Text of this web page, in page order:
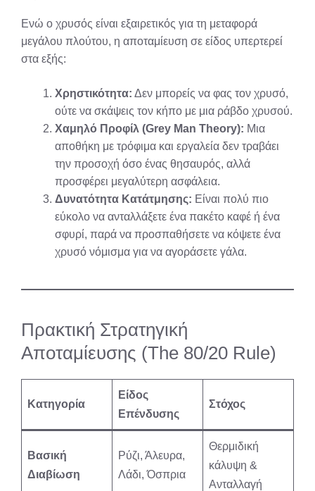
Ενώ ο χρυσός είναι εξαιρετικός για τη μεταφορά
μεγάλου πλούτου, η αποταμίευση σε είδος υπερτερεί
στα εξής:
Χρηστικότητα: Δεν μπορείς να φας τον χρυσό,
ούτε να σκάψεις τον κήπο με μια ράβδο χρυσού.
Χαμηλό Προφίλ (Grey Man Theory): Μια
αποθήκη με τρόφιμα και εργαλεία δεν τραβάει
την προσοχή όσο ένας θησαυρός, αλλά
προσφέρει μεγαλύτερη ασφάλεια.
Δυνατότητα Κατάτμησης: Είναι πολύ πιο
εύκολο να ανταλλάξετε ένα πακέτο καφέ ή ένα
σφυρί, παρά να προσπαθήσετε να κόψετε ένα
χρυσό νόμισμα για να αγοράσετε γάλα.
Πρακτική Στρατηγική
Αποταμίευσης (The 80/20 Rule)
Κατηγορία
Είδος
Επένδυσης
Στόχος
Βασική
Διαβίωση
Ρύζι, Άλευρα,
Λάδι, Όσπρια
Θερμιδική
κάλυψη &
Ανταλλαγή